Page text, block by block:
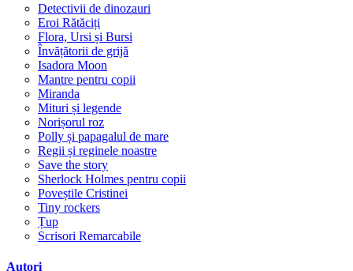
Detectivii de dinozauri
Eroi Rătăciți
Flora, Ursi și Bursi
Învățătorii de grijă
Isadora Moon
Mantre pentru copii
Miranda
Mituri și legende
Norișorul roz
Polly și papagalul de mare
Regii și reginele noastre
Save the story
Sherlock Holmes pentru copii
Poveștile Cristinei
Tiny rockers
Țup
Scrisori Remarcabile
Autori